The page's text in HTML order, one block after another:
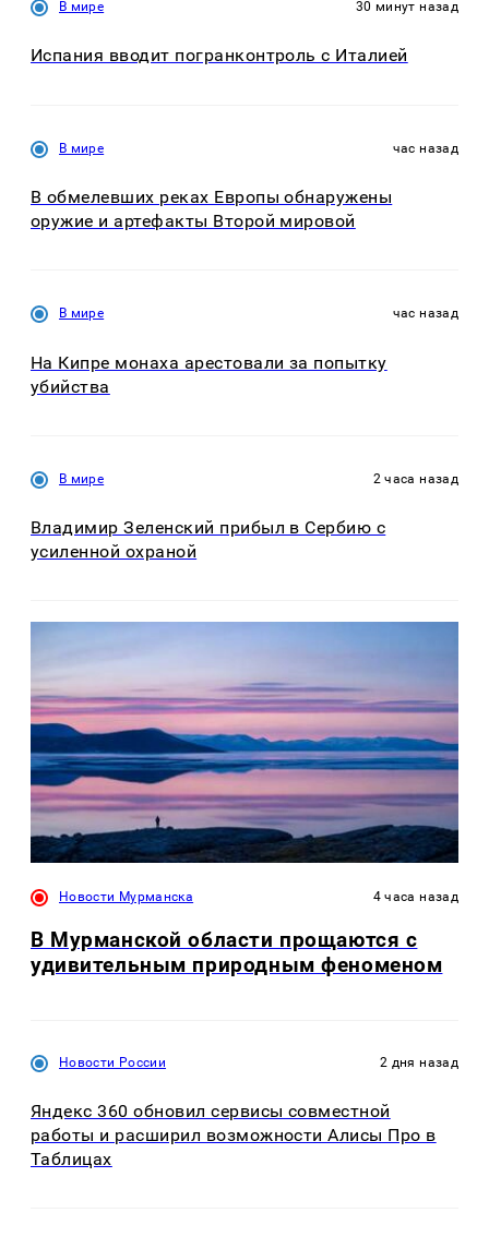
В мире 30 минут назад
Испания вводит погранконтроль с Италией
В мире час назад
В обмелевших реках Европы обнаружены
оружие и артефакты Второй мировой
В мире час назад
На Кипре монаха арестовали за попытку
убийства
В мире 2 часа назад
Владимир Зеленский прибыл в Сербию с
усиленной охраной
Новости Мурманска 4 часа назад
В Мурманской области прощаются с
удивительным природным феноменом
Новости России 2 дня назад
Яндекс 360 обновил сервисы совместной
работы и расширил возможности Алисы Про в
Таблицах